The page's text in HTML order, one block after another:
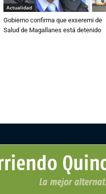
Actualidad
Gobierno confirma que exseremi de
Salud de Magallanes está detenido